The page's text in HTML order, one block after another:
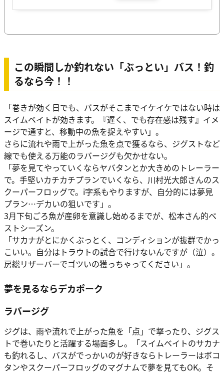
この瞬間しか釣れない「ぶっとい」バス！釣
るなら今！！
「巻きが効く日でも、バスがそこまでイケイケではない時は
スイムベイトが効きます。『遅く、でも存在感は残す』イメ
ージで通すと、移動中の魚を捉えやすい」。
さらに流れや雨で上がった魚を点で獲るなら、ジグストなど
線でも使える万能のラバージグも欠かせない。
「夢を見てやっていくならヤバタンとか大きめのトレーラー
で。手堅いカチカチプランでいくなら、川村光大郎さんのス
クーパーフロッグで。i字系もやりますが、自分的には夢見
プラン⋯デカいの狙いです」。
3月下旬ごろ魚が産卵を意識し始めるまでが、松本さん的ベ
ストシーズン。
「サカナがとにかくぶっとく、コンディションが抜群でかっ
こいい。自分はトラウトの試合で行けないんですが（泣）。
房総リザーバーでゴツいの獲っちゃってください」。
夢を見るならデカポーク
ラバージグ
ジグは、雨や流れで上がった魚を「点」で撃ったり、ジグス
トで巻いたりと活躍する場面多し。「スイムベイトのサカナ
も釣れるし、バスがでっかいのが好きならトレーラーはボコ
タンやスクーパーフロッグのマグナムで夢を見てもOK。そ